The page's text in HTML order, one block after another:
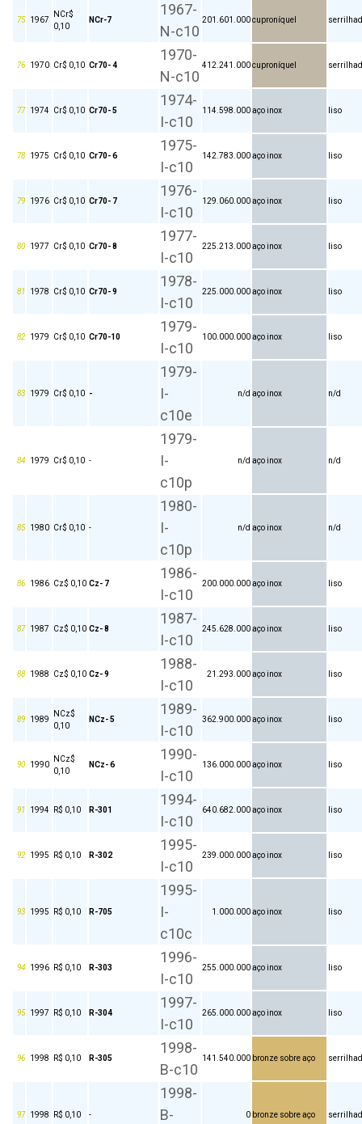
75 1967
NCr$
0,10
NCr-7
1967-
N-c10
201.601.000cuproníquel
76 1970 Cr$ 0,10 Cr70- 4
1970-
N-c10
412.241.000cuproníquel
77 1974 Cr$ 0,10 Cr70- 5
1974-
I-c10
114.598.000aço inox liso
78 1975 Cr$ 0,10 Cr70- 6
1975-
I-c10
142.783.000aço inox liso
79 1976 Cr$ 0,10 Cr70- 7
1976-
I-c10
129.060.000aço inox liso
80 1977 Cr$ 0,10 Cr70- 8
1977-
I-c10
225.213.000aço inox liso
81 1978 Cr$ 0,10 Cr70- 9
1978-
I-c10
225.000.000aço inox liso
82 1979 Cr$ 0,10 Cr70-10
1979-
I-c10
100.000.000aço inox liso
83 1979 Cr$ 0,10 -
1979-
I-
c10e
n/d aço inox n/d
84 1979 Cr$ 0,10 -
1979-
I-
c10p
n/d aço inox n/d
85 1980 Cr$ 0,10 -
1980-
I-
c10p
n/d aço inox n/d
86 1986 Cz$ 0,10 Cz- 7
1986-
I-c10
200.000.000aço inox liso
87 1987 Cz$ 0,10 Cz- 8
1987-
I-c10
245.628.000aço inox liso
88 1988 Cz$ 0,10 Cz- 9
1988-
I-c10
21.293.000aço inox liso
89 1989
NCz$
0,10
NCz- 5
1989-
I-c10
362.900.000aço inox liso
90 1990
NCz$
0,10
NCz- 6
1990-
I-c10
136.000.000aço inox liso
91 1994 R$ 0,10 R-301
1994-
I-c10
640.682.000aço inox liso
92 1995 R$ 0,10 R-302
1995-
I-c10
239.000.000aço inox liso
93 1995 R$ 0,10 R-705
1995-
I-
c10c
1.000.000aço inox liso
94 1996 R$ 0,10 R-303
1996-
I-c10
255.000.000aço inox liso
95 1997 R$ 0,10 R-304
1997-
I-c10
265.000.000aço inox liso
96 1998 R$ 0,10 R-305
1998-
B-c10
141.540.000 bronze sobre aço
97 1998 R$ 0,10 -
1998-
B-
0 bronze sobre aço